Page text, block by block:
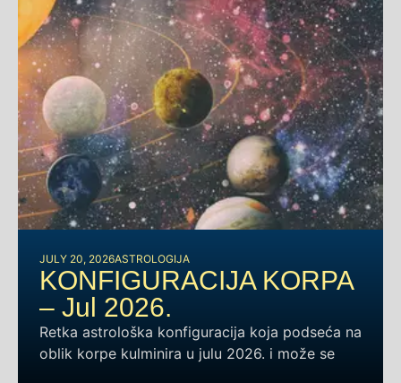
JULY 20, 2026ASTROLOGIJA
KONFIGURACIJA KORPA
– Jul 2026.
Retka astrološka konfiguracija koja podseća na
oblik korpe kulminira u julu 2026. i može se